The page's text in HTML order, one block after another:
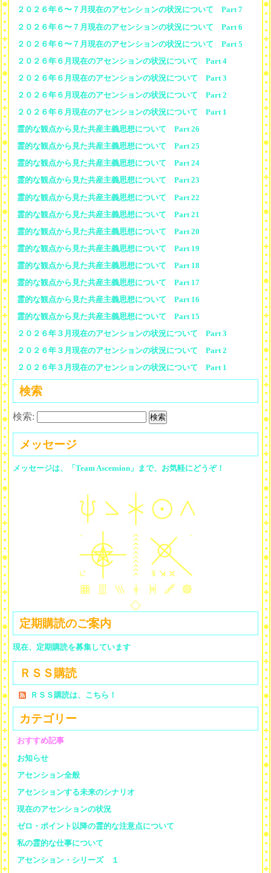
２０２６年６〜７月現在のアセンションの状況について Part 7
２０２６年６〜７月現在のアセンションの状況について Part 6
２０２６年６〜７月現在のアセンションの状況について Part 5
２０２６年６月現在のアセンションの状況について Part 4
２０２６年６月現在のアセンションの状況について Part 3
２０２６年６月現在のアセンションの状況について Part 2
２０２６年６月現在のアセンションの状況について Part 1
霊的な観点から見た共産主義思想について Part 26
霊的な観点から見た共産主義思想について Part 25
霊的な観点から見た共産主義思想について Part 24
霊的な観点から見た共産主義思想について Part 23
霊的な観点から見た共産主義思想について Part 22
霊的な観点から見た共産主義思想について Part 21
霊的な観点から見た共産主義思想について Part 20
霊的な観点から見た共産主義思想について Part 19
霊的な観点から見た共産主義思想について Part 18
霊的な観点から見た共産主義思想について Part 17
霊的な観点から見た共産主義思想について Part 16
霊的な観点から見た共産主義思想について Part 15
２０２６年３月現在のアセンションの状況について Part 3
２０２６年３月現在のアセンションの状況について Part 2
２０２６年３月現在のアセンションの状況について Part 1
検索
検索:
メッセージ
メッセージは、「Team Ascension」まで、お気軽にどうぞ！
定期購読のご案内
現在、定期購読を募集しています
ＲＳＳ購読
ＲＳＳ購読は、こちら！
カテゴリー
おすすめ記事
お知らせ
アセンション全般
アセンションする未来のシナリオ
現在のアセンションの状況
ゼロ・ポイント以降の霊的な注意点について
私の霊的な仕事について
アセンション・シリーズ １